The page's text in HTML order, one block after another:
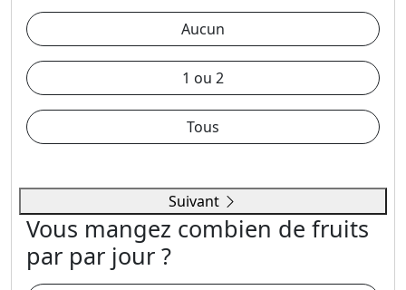
Aucun
1 ou 2
Tous
Suivant
Vous mangez combien de fruits
par par jour ?